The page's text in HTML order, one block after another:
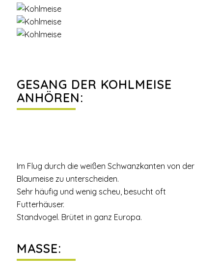
GESANG DER KOHLMEISE
ANHÖREN:
Im Flug durch die weißen Schwanzkanten von der
Blaumeise zu unterscheiden.
Sehr häufig und wenig scheu, besucht oft
Futterhäuser.
Standvogel. Brütet in ganz Europa.
MASSE: